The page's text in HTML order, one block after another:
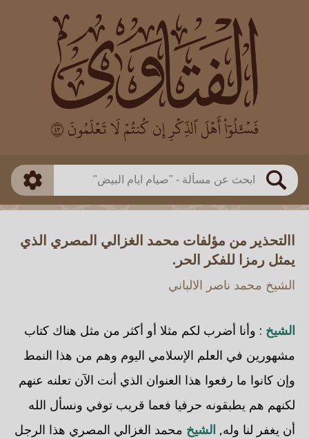
بحث
العالم
بن باز
بن العثيمين
اللجنة الدائمة
طريقة البحث
ذكي
االتحذير من مؤلفات محمد الغزالي المصري الذي
يمثل رمزا للفكر الحر.
الشيخ محمد ناصر الالباني
الشيخ : وأنا أضرب لكم مثلا أو أكثر من مثل هناك كتاب
مشهورين في العلم الإسلامي اليوم وهم من هذا النمط
وإن كانوا ما رفعوا هذا العنوان الذي أنت الآن تعلنه عنهم
لكنهم هم يطبقونه حرفيا فعما قريب توفي ونسأل الله
أن يغفر لنا وله, الشيخ محمد الغزالي المصري هذا الرجل